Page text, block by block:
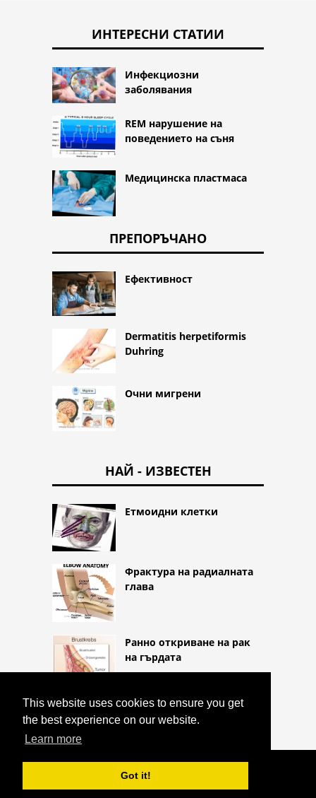
This website uses cookies to ensure you get
the best experience on our website.
Learn more
Got it!
ИНТЕРЕСНИ СТАТИИ
Инфекциозни
заболявания
REM нарушение на
поведението на съня
Медицинска пластмаса
ПРЕПОРЪЧАНО
Ефективност
Dermatitis herpetiformis
Duhring
Очни мигрени
НАЙ - ИЗВЕСТЕН
Етмоидни клетки
Фрактура на радиалната
глава
Ранно откриване на рак
на гърдата
COPYRIGHT 2026 HTTPS://CQLIFE.NET